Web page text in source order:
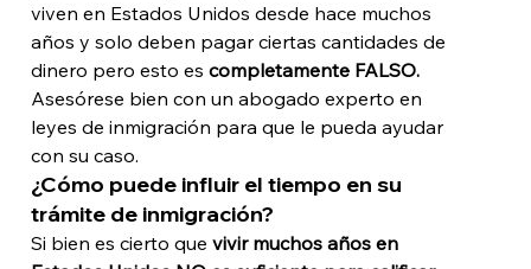
viven en Estados Unidos desde hace muchos
años y solo deben pagar ciertas cantidades de
dinero pero esto es completamente FALSO.
Asesórese bien con un abogado experto en
leyes de inmigración para que le pueda ayudar
con su caso.
¿Cómo puede influir el tiempo en su
trámite de inmigración?
Si bien es cierto que vivir muchos años en